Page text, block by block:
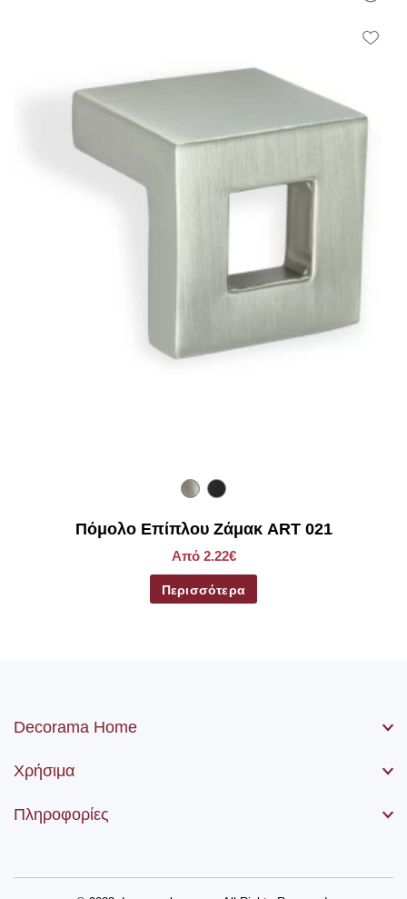
Πόμολο Επίπλου Ζάμακ ART 021
Από 2.22€
Περισσότερα
Decorama Home
Χρήσιμα
Πληροφορίες